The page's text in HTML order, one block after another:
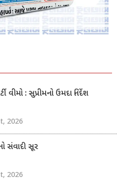
વીમો : સુપ્રીમનો ઉમદા નિર્દેશ
2026
સંવાદી સૂર
2026